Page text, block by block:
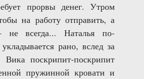
прорвы денег. Утром
на работу отправить, а
всегда... Наталья по-
рано, вслед за
поскрипит-поскрипит
пружинной кровати и